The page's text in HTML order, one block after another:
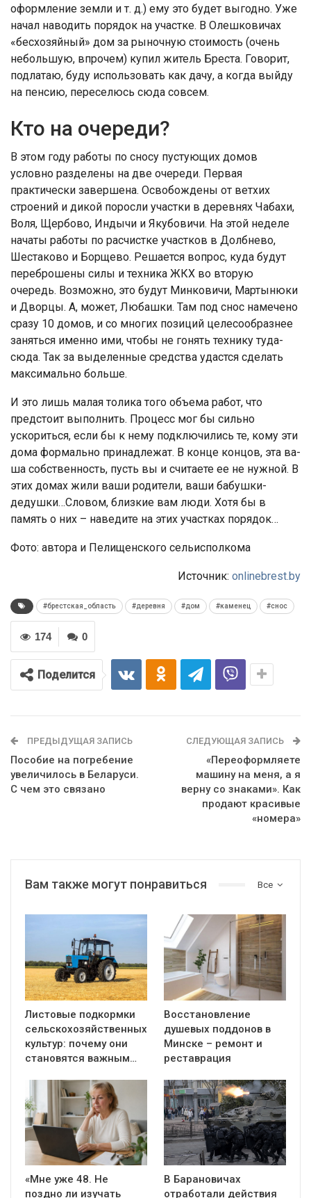
оформление земли и т. д.) ему это будет выгодно. Уже
начал наводить порядок на участке. В Олешковичах
«бесхозяйный» дом за рыночную стоимость (очень
небольшую, впрочем) купил житель Бреста. Говорит,
подлатаю, буду использовать как да­чу, а когда выйду
на пенсию, переселюсь сюда совсем.
Кто на очереди?
В этом году работы по сносу пустующих домов
условно разделены на две очереди. Первая
практически завершена. Освобождены от ветхих
строений и дикой поросли участки в деревнях Чабахи,
Воля, Щербово, Индычи и Якубовичи. На этой неделе
начаты работы по расчистке участков в Долбнево,
Шестаково и Борщево. Решается вопрос, ку­да будут
переброшены силы и техника ЖКХ во вторую
очередь. Возможно, это будут Минковичи, Мартынюки
и Дворцы. А, может, Любашки. Там под снос намечено
сразу 10 домов, и со многих позиций целесообразнее
заняться именно ими, чтобы не гонять технику туда-
сюда. Так за выделенные средства удастся сделать
максимально больше.
И это лишь малая толика того объема работ, что
предстоит выполнить. Процесс мог бы сильно
ускориться, если бы к нему подключились те, кому эти
дома формально принадлежат. В конце концов, эта ва­
ша собственность, пусть вы и считаете ее не нужной. В
этих домах жили ваши родители, ваши бабушки-
дедушки…Словом, близкие вам люди. Хо­тя бы в
память о них – наведите на этих участках порядок…
Фото: автора и Пелищенского сельисполкома
Источник: onlinebrest.by
#брестская_область #деревня #дом #каменец #снос
0
174
Поделится
ПРЕДЫДУЩАЯ ЗАПИСЬ
Пособие на погребение
увеличилось в Беларуси.
С чем это связано
СЛЕДУЮЩАЯ ЗАПИСЬ
«Переоформляете
машину на меня, а я
верну со знаками». Как
продают красивые
«номера»
Все
Вам также могут понравиться
Листовые подкормки
сельскохозяйственных
культур: почему они
становятся важным…
Восстановление
душевых поддонов в
Минске – ремонт и
реставрация
«Мне уже 48. Не
поздно ли изучать
В Барановичах
отработали действия